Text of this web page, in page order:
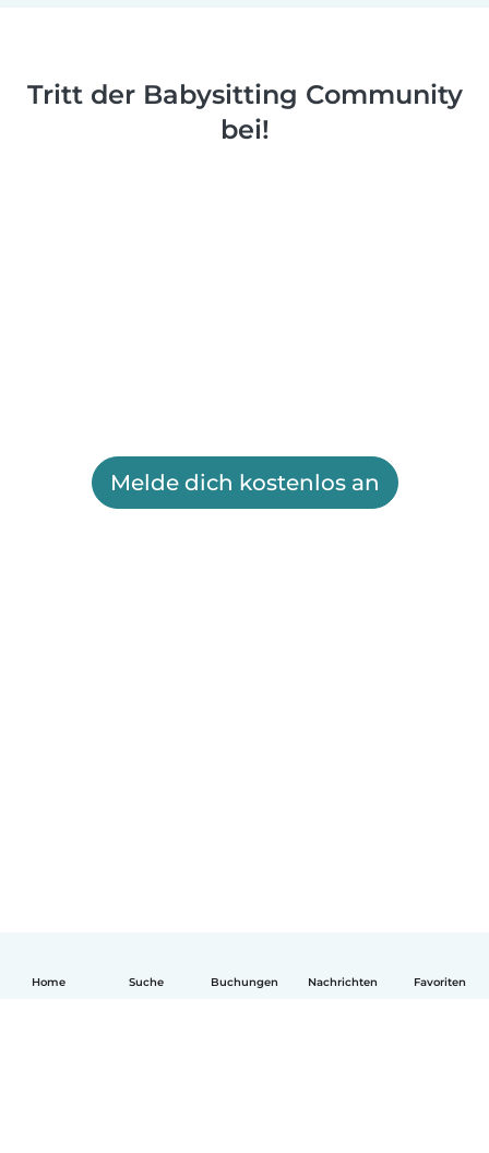
Home Suche Buchungen Nachrichten Favoriten
Tritt der Babysitting Community
bei!
Melde dich kostenlos an